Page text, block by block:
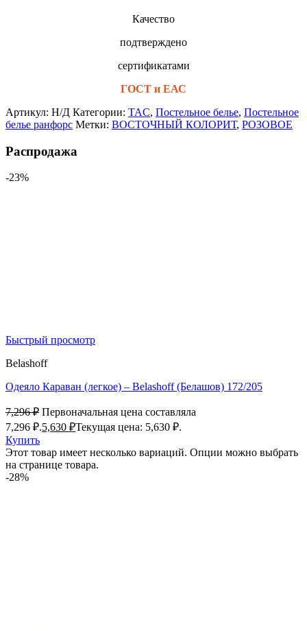
Качество
подтверждено
сертификатами
ГОСТ и ЕАС
Артикул: Н/Д Категории: TAC, Постельное белье, Постельное
белье ранфорс Метки: ВОСТОЧНЫЙ КОЛОРИТ, РОЗОВОЕ
Распродажа
-23%
Быстрый просмотр
Belashoff
Одеяло Караван (легкое) – Belashoff (Белашов) 172/205
7,296₽ Первоначальная цена составляла
7,296 ₽.5,630 ₽Текущая цена: 5,630 ₽.
Купить
Этот товар имеет несколько вариаций. Опции можно выбрать
на странице товара.
-28%